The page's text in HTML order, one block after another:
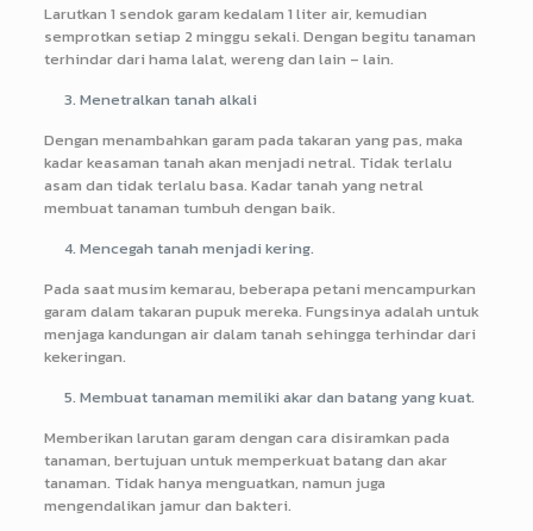
Larutkan 1 sendok garam kedalam 1 liter air, kemudian
semprotkan setiap 2 minggu sekali. Dengan begitu tanaman
terhindar dari hama lalat, wereng dan lain – lain.
Menetralkan tanah alkali
Dengan menambahkan garam pada takaran yang pas, maka
kadar keasaman tanah akan menjadi netral. Tidak terlalu
asam dan tidak terlalu basa. Kadar tanah yang netral
membuat tanaman tumbuh dengan baik.
Mencegah tanah menjadi kering.
Pada saat musim kemarau, beberapa petani mencampurkan
garam dalam takaran pupuk mereka. Fungsinya adalah untuk
menjaga kandungan air dalam tanah sehingga terhindar dari
kekeringan.
Membuat tanaman memiliki akar dan batang yang kuat.
Memberikan larutan garam dengan cara disiramkan pada
tanaman, bertujuan untuk memperkuat batang dan akar
tanaman. Tidak hanya menguatkan, namun juga
mengendalikan jamur dan bakteri.